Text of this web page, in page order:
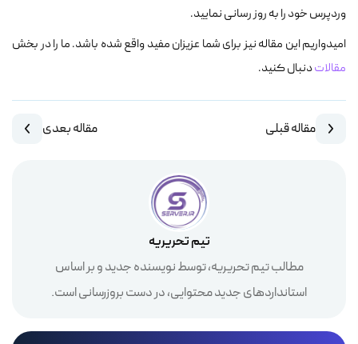
وردپرس خود را به روز رسانی نمایید.
امیدواریم این مقاله نیز برای شما عزیزان مفید واقع شده باشد. ما را در بخش
مقالاتدنبال کنید.
مقاله قبلی مقاله بعدی
تیم تحریریه
مطالب تیم تحریریه، توسط نویسنده جدید و بر اساس
استانداردهای جدید محتوایی، در دست بروزرسانی است.